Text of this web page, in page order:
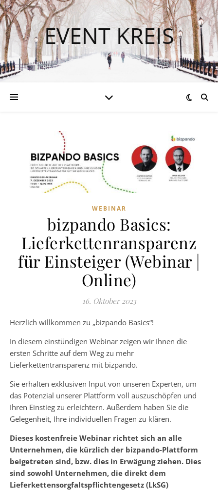
EVENT KREIS
WEBINAR
bizpando Basics:
Lieferkettenransparenz
für Einsteiger (Webinar |
Online)
16. Oktober 2023
Herzlich willkommen zu „bizpando Basics“!
In diesem einstündigen Webinar zeigen wir Ihnen die
ersten Schritte auf dem Weg zu mehr
Lieferkettentransparenz mit bizpando.
Sie erhalten exklusiven Input von unseren Experten, um
das Potenzial unserer Plattform voll auszuschöpfen und
Ihren Einstieg zu erleichtern. Außerdem haben Sie die
Gelegenheit, Ihre individuellen Fragen zu klären.
Dieses kostenfreie Webinar richtet sich an alle
Unternehmen, die kürzlich der bizpando-Plattform
beigetreten sind, bzw. dies in Erwägung ziehen. Dies
sind sowohl Unternehmen, die direkt dem
Lieferkettensorgfaltspflichtengesetz (LkSG)